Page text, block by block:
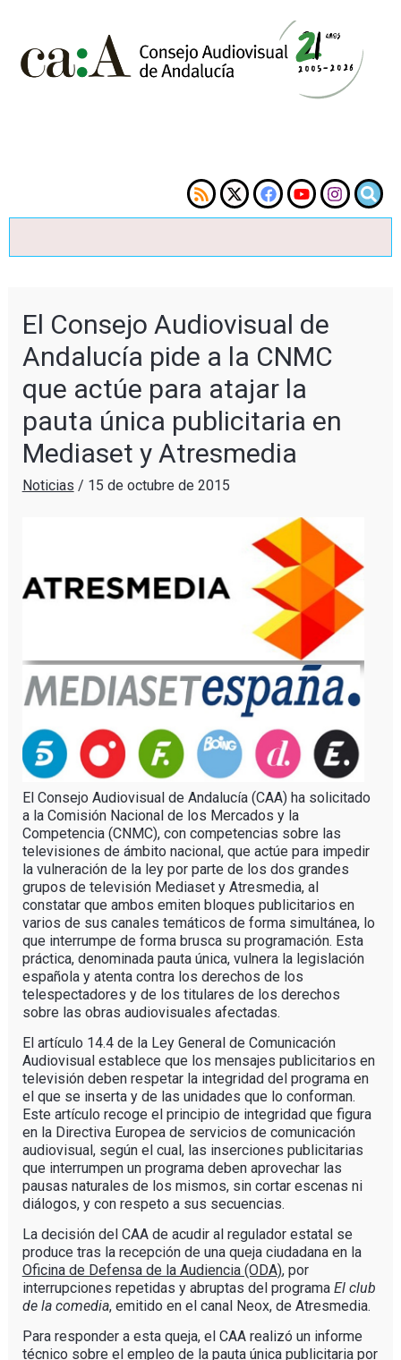
El Consejo Audiovisual de
Andalucía pide a la CNMC
que actúe para atajar la
pauta única publicitaria en
Mediaset y Atresmedia
Noticias / 15 de octubre de 2015
El Consejo Audiovisual de Andalucía (CAA) ha solicitado
a la Comisión Nacional de los Mercados y la
Competencia (CNMC), con competencias sobre las
televisiones de ámbito nacional, que actúe para impedir
la vulneración de la ley por parte de los dos grandes
grupos de televisión Mediaset y Atresmedia, al
constatar que ambos emiten bloques publicitarios en
varios de sus canales temáticos de forma simultánea, lo
que interrumpe de forma brusca su programación. Esta
práctica, denominada pauta única, vulnera la legislación
española y atenta contra los derechos de los
telespectadores y de los titulares de los derechos
sobre las obras audiovisuales afectadas.
El artículo 14.4 de la Ley General de Comunicación
Audiovisual establece que los mensajes publicitarios en
televisión deben respetar la integridad del programa en
el que se inserta y de las unidades que lo conforman.
Este artículo recoge el principio de integridad que figura
en la Directiva Europea de servicios de comunicación
audiovisual, según el cual, las inserciones publicitarias
que interrumpen un programa deben aprovechar las
pausas naturales de los mismos, sin cortar escenas ni
diálogos, y con respeto a sus secuencias.
La decisión del CAA de acudir al regulador estatal se
produce tras la recepción de una queja ciudadana en la
Oficina de Defensa de la Audiencia (ODA), por
interrupciones repetidas y abruptas del programa El club
de la comedia, emitido en el canal Neox, de Atresmedia.
Para responder a esta queja, el CAA realizó un informe
técnico sobre el empleo de la pauta única publicitaria por